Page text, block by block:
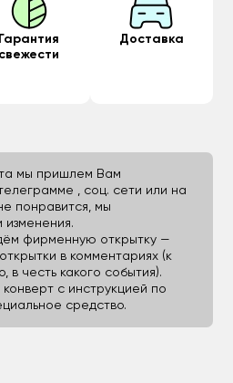
Гарантия
свежести
Доставка
мы пришлем Вам
, соц. сети или на
понравится, мы
фирменную открытку —
в комментариях (к
в честь какого события).
конверт с инструкцией по
средство.